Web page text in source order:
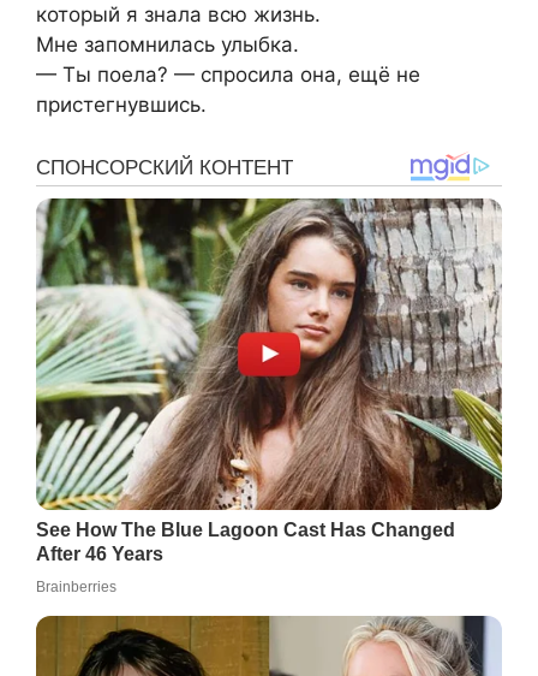
который я знала всю жизнь.
Мне запомнилась улыбка.
— Ты поела? — спросила она, ещё не
пристегнувшись.